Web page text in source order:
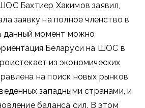
Бахтиер Хакимов заявил,
заявку на полное членство в
данный момент можно
Беларуси на ШОС в
из экономических
на поиск новых рынков
западными странами, и
баланса сил. В этом